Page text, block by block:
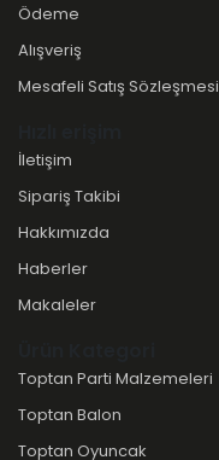
Ödeme
Alışveriş
Mesafeli Satış Sözleşmesi
İletişim
Sipariş Takibi
Hakkımızda
Haberler
Makaleler
Toptan Parti Malzemeleri
Toptan Balon
Toptan Oyuncak